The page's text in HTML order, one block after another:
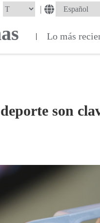
|
| Lo más
son